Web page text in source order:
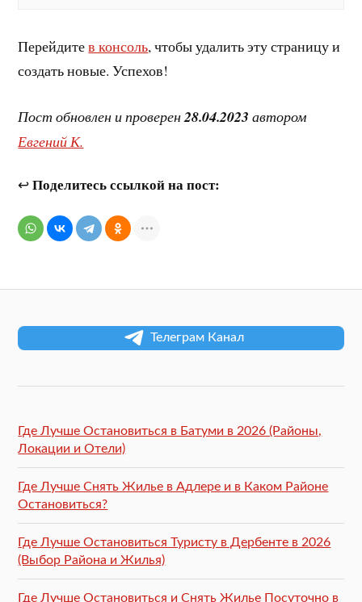
Перейдитев консоль, чтобы удалить эту страницу и
создать новые. Успехов!
Пост обновлен и проверен28.04.2023 автором
Евгений К.
↩Поделитесь ссылкой на пост:
Телеграм Канал
Где Лучше Остановиться в Батуми в 2026 (Районы,
Локации и Отели)
Где Лучше Снять Жилье в Адлере и в Каком Районе
Остановиться?
Где Лучше Остановиться Туристу в Дербенте в 2026
(Выбор Района и Жилья)
Где Лучше Остановиться и Снять Жилье Посуточно в